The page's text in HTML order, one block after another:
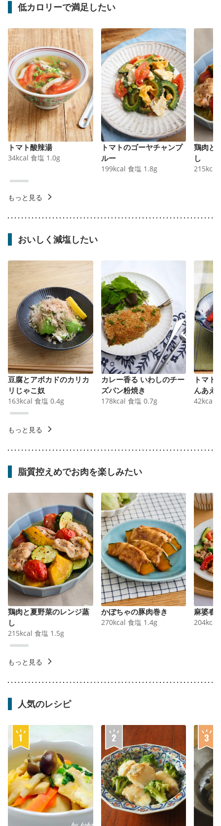
低カロリーで満足したい
トマト酸辣湯
34kcal 食塩 1.0g
トマトのゴーヤチャンプ
ルー
199kcal 食塩 1.8g
鶏肉と
し
215kcal
もっと見る
おいしく減塩したい
豆腐とアボカドのカリカ
リじゃこ奴
163kcal 食塩 0.4g
カレー香る いわしのチー
ズパン粉焼き
178kcal 食塩 0.7g
トマト
んあえ
42kcal
もっと見る
脂質控えめでお肉を楽しみたい
鶏肉と夏野菜のレンジ蒸
し
215kcal 食塩 1.5g
かぼちゃの豚肉巻き
270kcal 食塩 1.4g
麻婆春
204kcal
もっと見る
人気のレシピ